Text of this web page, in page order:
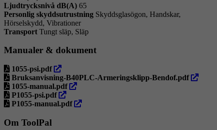
Ljudtrycksnivå dB(A) 65
Personlig skyddsutrustning Skyddsglasögon, Handskar,
Hörselskydd, Vibrationer
Transport Tungt släp, Släp
Manualer & dokument
1055-psi.pdf öppna
i
ny
flik
Bruksanvisning-B40PLC-Armeringsklipp-Bendof.pdf öppna
1055-manual.pdf öppna
ny
P1055-psi.pdf öppna
i
P1055-manual.pdf öppna
Om ToolPal